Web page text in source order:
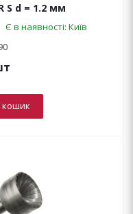
S d = 1.2 мм
Є в наявності: Київ
кошик